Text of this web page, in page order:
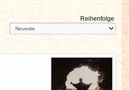
Reihenfolge